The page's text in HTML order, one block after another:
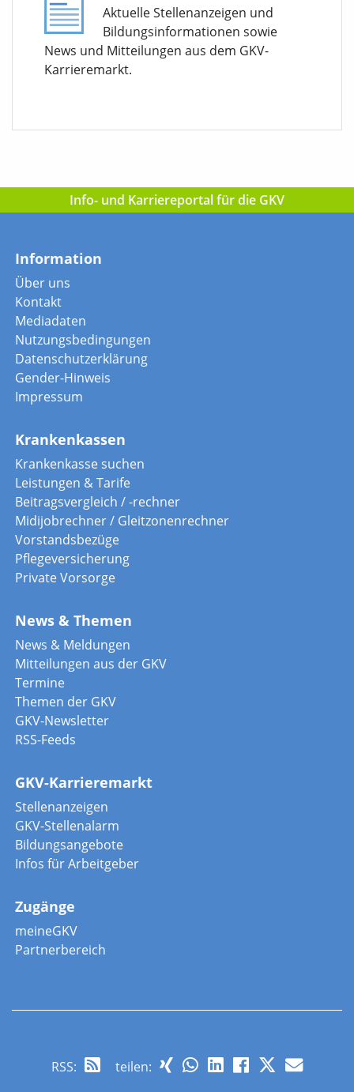
Aktuelle Stellenanzeigen und
Bildungsinformationen sowie
News und Mitteilungen aus dem GKV-
Karrieremarkt.
Info- und Karriereportal für die GKV
Information
Über uns
Kontakt
Mediadaten
Nutzungsbedingungen
Datenschutzerklärung
Gender-Hinweis
Impressum
Krankenkassen
Krankenkasse suchen
Leistungen & Tarife
Beitragsvergleich / -rechner
Midijobrechner / Gleitzonenrechner
Vorstandsbezüge
Pflegeversicherung
Private Vorsorge
News & Themen
News & Meldungen
Mitteilungen aus der GKV
Termine
Themen der GKV
GKV-Newsletter
RSS-Feeds
GKV-Karrieremarkt
Stellenanzeigen
GKV-Stellenalarm
Bildungsangebote
Infos für Arbeitgeber
Zugänge
meineGKV
Partnerbereich
RSS: teilen: